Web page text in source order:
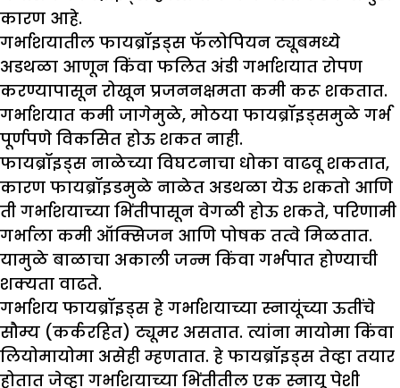
कारण आहे.
गर्भाशयातील फायब्रॉइड्स फॅलोपियन ट्यूबमध्ये
अडथळा आणून किंवा फलित अंडी गर्भाशयात रोपण
करण्यापासून रोखून प्रजननक्षमता कमी करू शकतात.
गर्भाशयात कमी जागेमुळे, मोठया फायब्रॉइड्समुळे गर्भ
पूर्णपणे विकसित होऊ शकत नाही.
फायब्रॉइड्स नाळेच्या विघटनाचा धोका वाढवू शकतात,
कारण फायब्रॉइडमुळे नाळेत अडथळा येऊ शकतो आणि
ती गर्भाशयाच्या भिंतीपासून वेगळी होऊ शकते, परिणामी
गर्भाला कमी ऑक्सिजन आणि पोषक तत्वे मिळतात.
यामुळे बाळाचा अकाली जन्म किंवा गर्भपात होण्याची
शक्यता वाढते.
गर्भाशय फायब्रॉइड्स हे गर्भाशयाच्या स्नायूंच्या ऊतींचे
सौम्य (कर्करहित) ट्यूमर असतात. त्यांना मायोमा किंवा
लियोमायोमा असेही म्हणतात. हे फायब्रॉइड्स तेव्हा तयार
होतात जेव्हा गर्भाशयाच्या भिंतीतील एक स्नायू पेशी